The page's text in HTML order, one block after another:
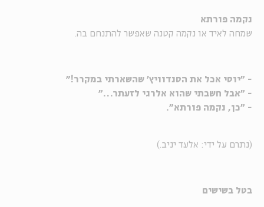
נקמה פורתא
שמחה לאיד או נקמה קטנה שאפשר להתנחם בה.
- "יוסי אכל את הסנדוויץ' שהשארתי במקרר!"
- "אבל חשבתי שהוא אלרגי לזעתר…"
- "כן, נקמה פורתא".
(נתרם על ידי: אלעד יניב.)
בטל בשישים